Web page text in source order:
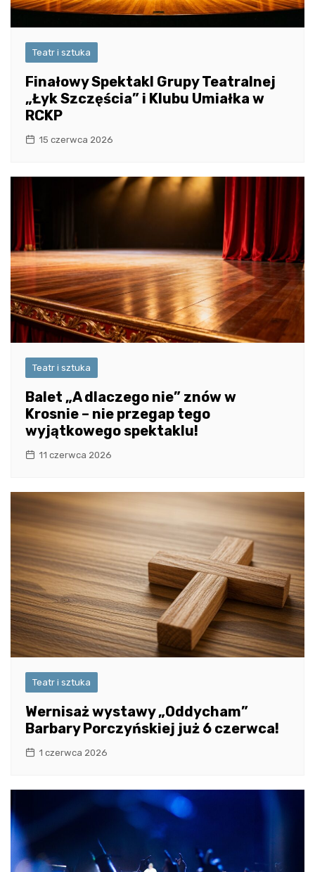
Teatr i sztuka
Finałowy Spektakl Grupy Teatralnej
„Łyk Szczęścia” i Klubu Umiałka w
RCKP
15 czerwca 2026
Teatr i sztuka
Balet „A dlaczego nie” znów w
Krosnie – nie przegap tego
wyjątkowego spektaklu!
11 czerwca 2026
Teatr i sztuka
Wernisaż wystawy „Oddycham”
Barbary Porczyńskiej już 6 czerwca!
1 czerwca 2026